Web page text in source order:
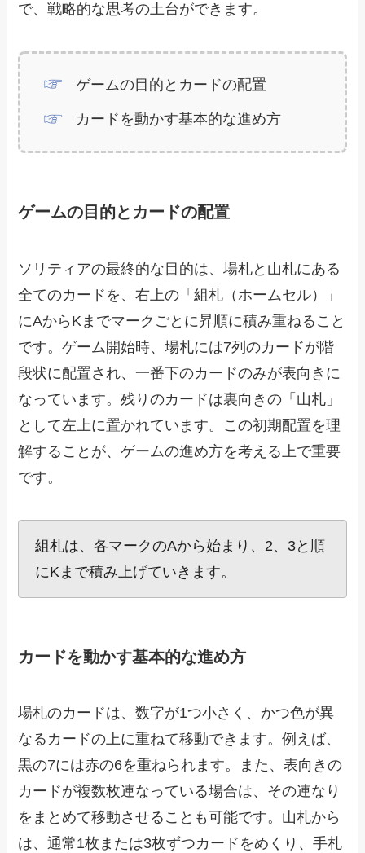
で、戦略的な思考の土台ができます。
ゲームの目的とカードの配置
カードを動かす基本的な進め方
ゲームの目的とカードの配置
ソリティアの最終的な目的は、場札と山札にある
全てのカードを、右上の「組札（ホームセル）」
にAからKまでマークごとに昇順に積み重ねること
です。ゲーム開始時、場札には7列のカードが階
段状に配置され、一番下のカードのみが表向きに
なっています。残りのカードは裏向きの「山札」
として左上に置かれています。この初期配置を理
解することが、ゲームの進め方を考える上で重要
です。
組札は、各マークのAから始まり、2、3と順
にKまで積み上げていきます。
カードを動かす基本的な進め方
場札のカードは、数字が1つ小さく、かつ色が異
なるカードの上に重ねて移動できます。例えば、
黒の7には赤の6を重ねられます。また、表向きの
カードが複数枚連なっている場合は、その連なり
をまとめて移動させることも可能です。山札から
は、通常1枚または3枚ずつカードをめくり、手札